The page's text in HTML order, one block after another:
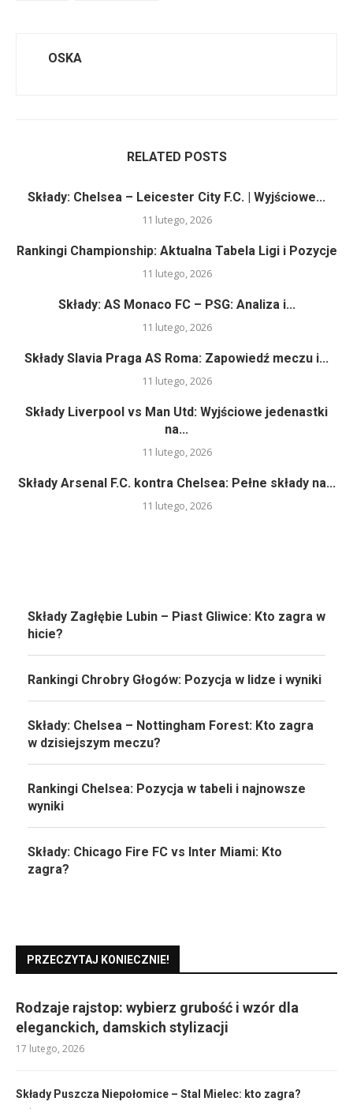
OSKA
RELATED POSTS
Składy: Chelsea – Leicester City F.C. | Wyjściowe...
11 lutego, 2026
Rankingi Championship: Aktualna Tabela Ligi i Pozycje
11 lutego, 2026
Składy: AS Monaco FC – PSG: Analiza i...
11 lutego, 2026
Składy Slavia Praga AS Roma: Zapowiedź meczu i...
11 lutego, 2026
Składy Liverpool vs Man Utd: Wyjściowe jedenastki
na...
11 lutego, 2026
Składy Arsenal F.C. kontra Chelsea: Pełne składy na...
11 lutego, 2026
Składy Zagłębie Lubin – Piast Gliwice: Kto zagra w
hicie?
Rankingi Chrobry Głogów: Pozycja w lidze i wyniki
Składy: Chelsea – Nottingham Forest: Kto zagra
w dzisiejszym meczu?
Rankingi Chelsea: Pozycja w tabeli i najnowsze
wyniki
Składy: Chicago Fire FC vs Inter Miami: Kto
zagra?
PRZECZYTAJ KONIECZNIE!
Rodzaje rajstop: wybierz grubość i wzór dla
eleganckich, damskich stylizacji
17 lutego, 2026
Składy Puszcza Niepołomice – Stal Mielec: kto zagra?